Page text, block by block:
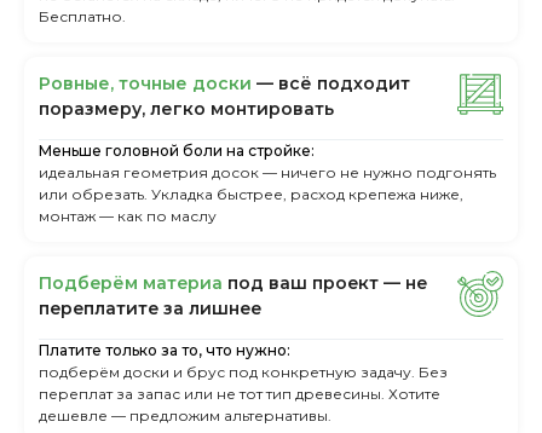
Бесплатно.
Ровные, точные доски — всё подходит
поразмеру, легкo монтировать
Меньше головной боли на стройке:
идеальная геометрия досок — ничего не нужно подгонять
или обрезать. Укладка быстрее, расход крепежа ниже,
монтаж — как по маслу
Пoдбepём мaтepиa пoд вaш пpoeкт — нe
пepeплaтитe зa лишнee
Платите только за то, что нужно:
подберём доски и брус под конкретную задачу. Без
переплат за запас или не тот тип древесины. Хотите
дешевле — предложим альтернативы.